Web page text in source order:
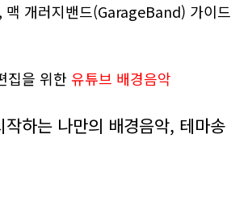
맥 개러지밴드(GarageBand) 가이드
집을 위한 유튜브 배경음악
작하는 나만의 배경음악, 테마송